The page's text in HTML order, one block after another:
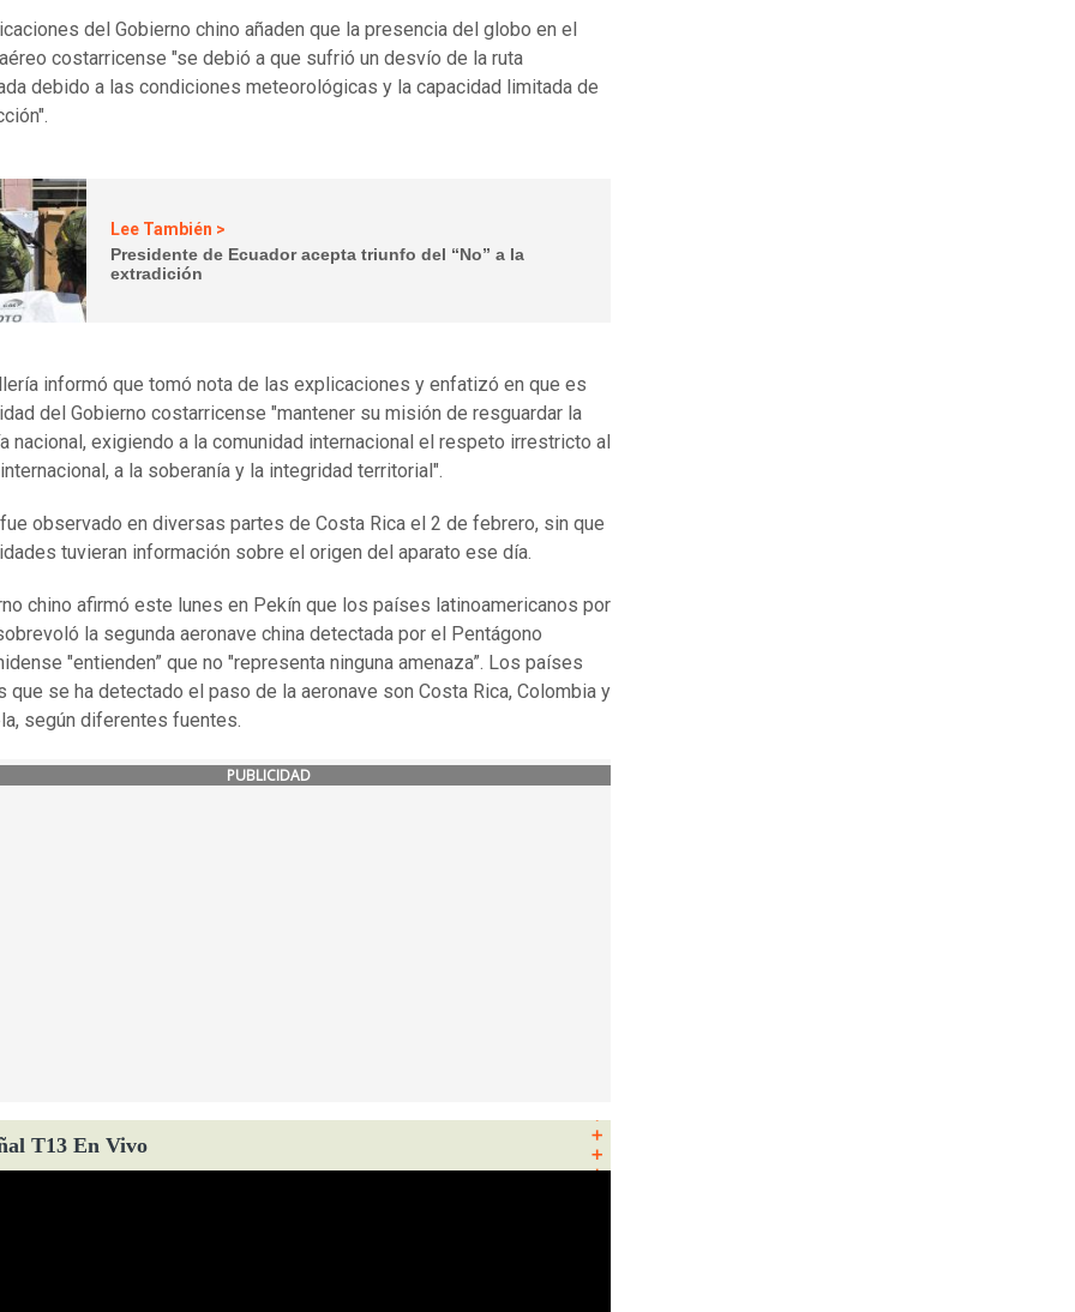
del Gobierno chino añaden que la presencia del globo en el
costarricense "se debió a que sufrió un desvío de la ruta
debido a las condiciones meteorológicas y la capacidad limitada de
Lee También >
Presidente de Ecuador acepta triunfo del “No” a la
extradición
informó que tomó nota de las explicaciones y enfatizó en que es
del Gobierno costarricense "mantener su misión de resguardar la
nacional, exigiendo a la comunidad internacional el respeto irrestricto al
a la soberanía y la integridad territorial".
observado en diversas partes de Costa Rica el 2 de febrero, sin que
tuvieran información sobre el origen del aparato ese día.
chino afirmó este lunes en Pekín que los países latinoamericanos por
la segunda aeronave china detectada por el Pentágono
"entienden” que no "representa ninguna amenaza”. Los países
que se ha detectado el paso de la aeronave son Costa Rica, Colombia y
según diferentes fuentes.
PUBLICIDAD
T13 En Vivo